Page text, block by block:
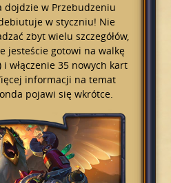
dojdzie w Przebudzeniu
w styczniu! Nie
zbyt wielu szczegółów,
jesteście gotowi na walkę
włączenie 35 nowych kart
informacji na temat
pojawi się wkrótce.